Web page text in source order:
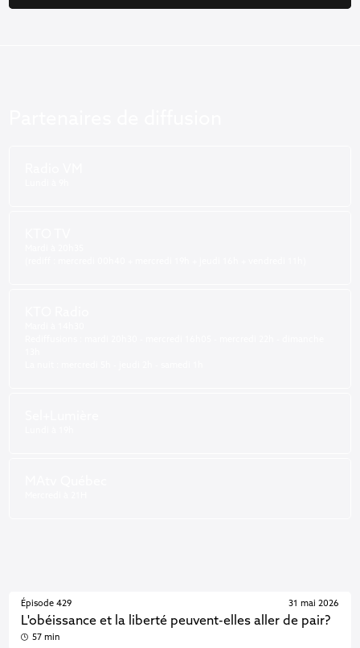
Épisode 429
L'obéissance et la liberté peuvent-elles aller de pair?
31 mai 2026
57 min